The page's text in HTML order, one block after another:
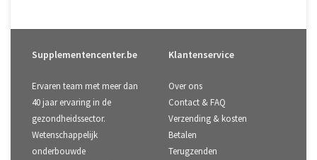
Supplementencenter.be
Ervaren team met meer dan
40 jaar ervaring in de
gezondheidssector.
Wetenschappelijk
onderbouwde
Klantenservice
Over ons
Contact & FAQ
Verzending & kosten
Betalen
Terugzenden